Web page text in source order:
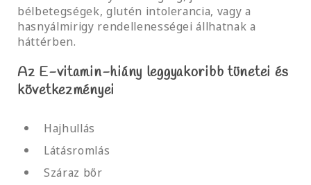
bélbetegségek, glutén intolerancia, vagy a
hasnyálmirigy rendellenességei állhatnak a
háttérben.
Az E-vitamin-hiány leggyakoribb tünetei és
következményei
Hajhullás
Látásromlás
Száraz bőr